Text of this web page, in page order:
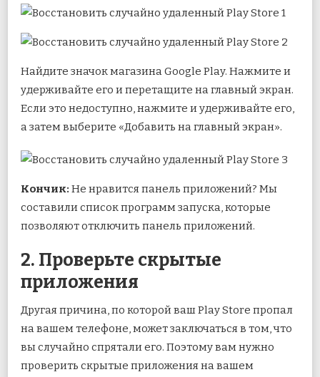
Найдите значок магазина Google Play. Нажмите и
удерживайте его и перетащите на главный экран.
Если это недоступно, нажмите и удерживайте его,
а затем выберите «Добавить на главный экран».
Кончик: Не нравится панель приложений? Мы
составили список программ запуска, которые
позволяют отключить панель приложений.
2. Проверьте скрытые
приложения
Другая причина, по которой ваш Play Store пропал
на вашем телефоне, может заключаться в том, что
вы случайно спрятали его. Поэтому вам нужно
проверить скрытые приложения на вашем